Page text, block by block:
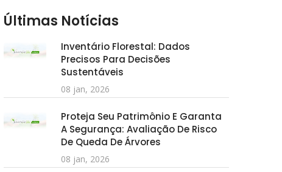
Últimas Notícias
Inventário Florestal: Dados
Precisos Para Decisões
Sustentáveis
08 jan, 2026
Proteja Seu Patrimônio E Garanta
A Segurança: Avaliação De Risco
De Queda De Árvores
08 jan, 2026